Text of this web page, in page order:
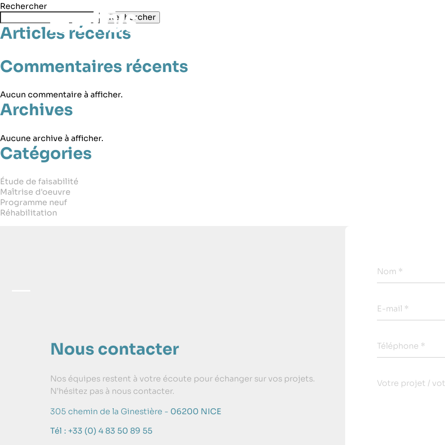
Rechercher
Rechercher
Articles récents
Commentaires récents
Aucun commentaire à afficher.
Archives
Aucune archive à afficher.
Catégories
Étude de faisabilité
Maîtrise d'oeuvre
Programme neuf
Réhabilitation
Nous contacter
Nos équipes restent à votre écoute pour échanger sur vos projets.
N’hésitez pas à nous contacter.
305 chemin de la Ginestière - 06200 NICE
Tél : +33 (0) 4 83 50 89 55
Nom *
E-mail *
Téléphone *
Votre projet /